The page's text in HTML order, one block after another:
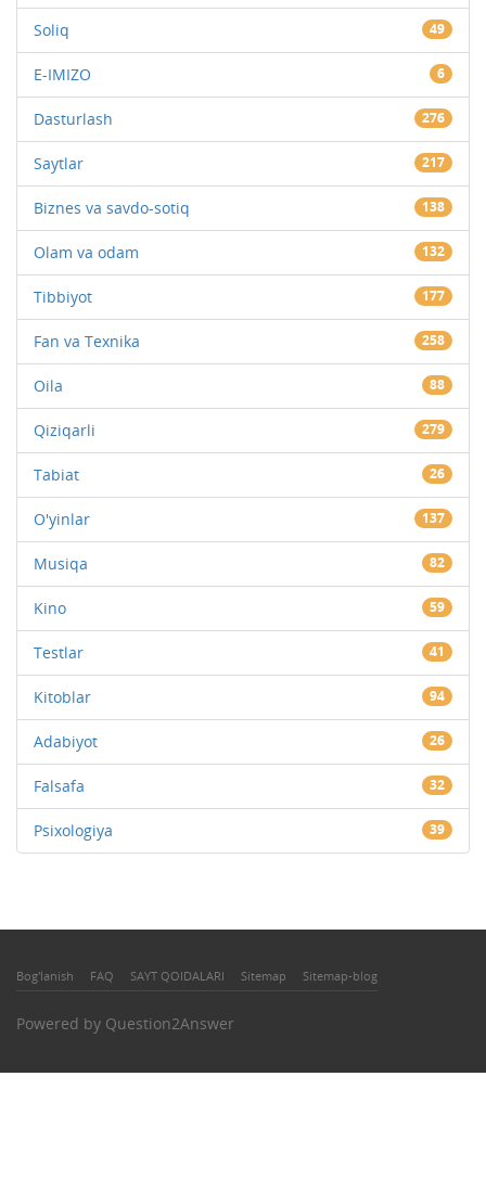
Soliq 49
E-IMIZO 6
Dasturlash 276
Saytlar 217
Biznes va savdo-sotiq 138
Olam va odam 132
Tibbiyot 177
Fan va Texnika 258
Oila 88
Qiziqarli 279
Tabiat 26
O'yinlar 137
Musiqa 82
Kino 59
Testlar 41
Kitoblar 94
Adabiyot 26
Falsafa 32
Psixologiya 39
Bog'lanish FAQ SAYT QOIDALARI Sitemap Sitemap-blog
Powered by Question2Answer